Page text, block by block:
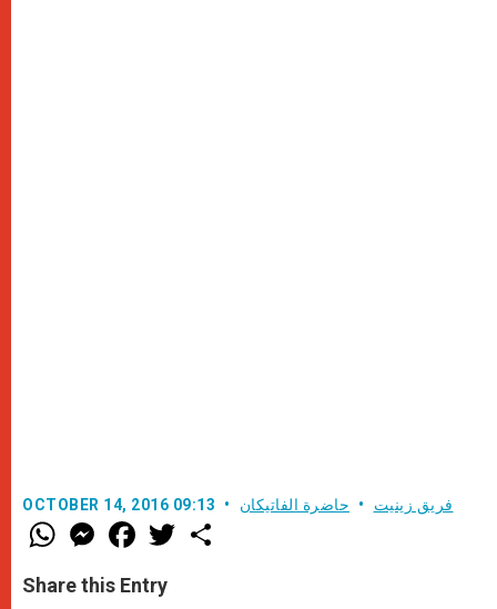
OCTOBER 14, 2016 09:13 فريق زينيت حاضرة الفاتيكان
W
h
t
s
M
e
s
e
F
a
e
b
w
Share this Entry